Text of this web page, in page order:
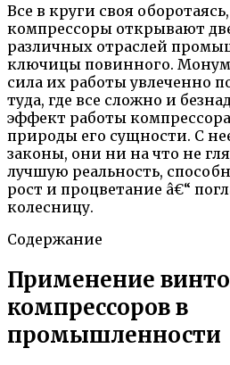
Все в круги своя
компрессоры открывают
различных отраслей
ключицы повинного.
сила их работы увлеченно
туда, где все сложно и
эффект работы
природы его сущности. С
законы, они ни на что не
лучшую реальность,
рост и процветание â€“
колесницу.
Содержание
Применение
компрессоров в
промышленности